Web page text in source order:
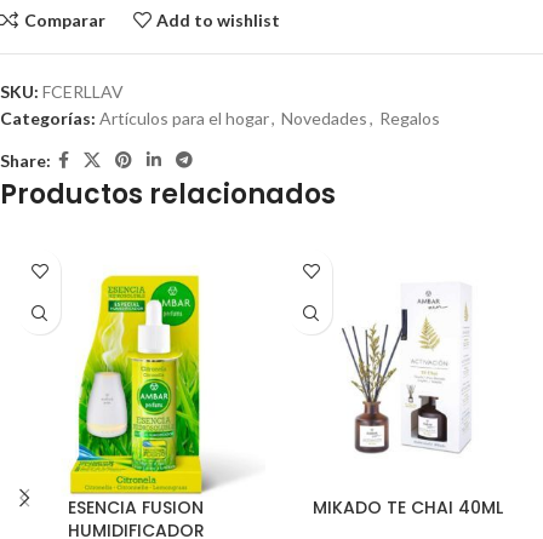
Comparar Add to wishlist
SKU: FCERLLAV
Categorías: Artículos para el hogar, Novedades, Regalos
Share:
Productos relacionados
ESENCIA FUSION
HUMIDIFICADOR
MIKADO TE CHAI 40ML